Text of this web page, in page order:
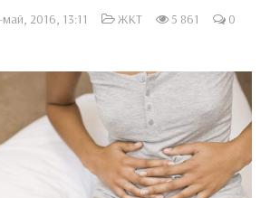
май, 2016, 13:11 ЖКТ 5 861 0